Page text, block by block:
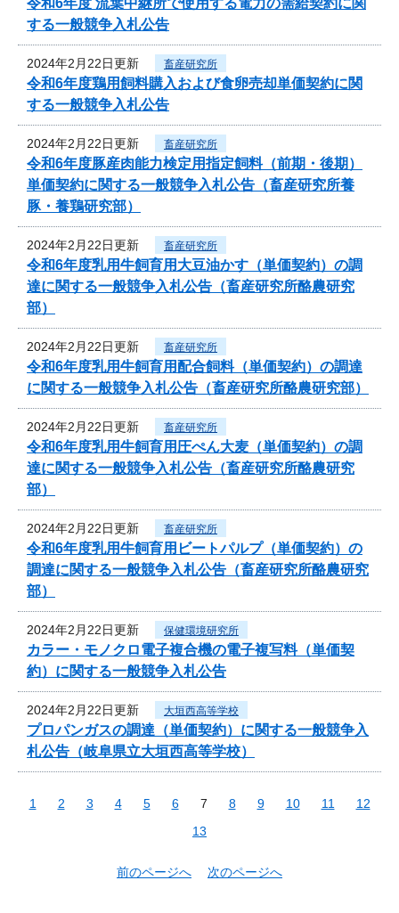
する一般競争入札公告
2024年2月22日更新 畜産研究所
令和6年度鶏用飼料購入および食卵売却単価契約に関
する一般競争入札公告
2024年2月22日更新 畜産研究所
令和6年度豚産肉能力検定用指定飼料（前期・後期）
単価契約に関する一般競争入札公告（畜産研究所養
豚・養鶏研究部）
2024年2月22日更新 畜産研究所
令和6年度乳用牛飼育用大豆油かす（単価契約）の調
達に関する一般競争入札公告（畜産研究所酪農研究
部）
2024年2月22日更新 畜産研究所
令和6年度乳用牛飼育用配合飼料（単価契約）の調達
に関する一般競争入札公告（畜産研究所酪農研究部）
2024年2月22日更新 畜産研究所
令和6年度乳用牛飼育用圧ぺん大麦（単価契約）の調
達に関する一般競争入札公告（畜産研究所酪農研究
部）
2024年2月22日更新 畜産研究所
令和6年度乳用牛飼育用ビートパルプ（単価契約）の
調達に関する一般競争入札公告（畜産研究所酪農研究
部）
2024年2月22日更新 保健環境研究所
カラー・モノクロ電子複合機の電子複写料（単価契
約）に関する一般競争入札公告
2024年2月22日更新 大垣西高等学校
プロパンガスの調達（単価契約）に関する一般競争入
札公告（岐阜県立大垣西高等学校）
1 2 3 4 5 6 7 8 9 10 11
12
13
前のページへ 次のページへ